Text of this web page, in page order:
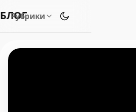
БЛОГ
Рубрики Переключить